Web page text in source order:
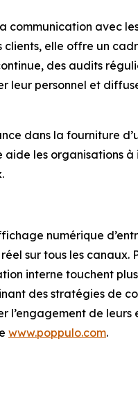
communication avec
clients, elle offre un
des audits
personnel et
dans la fourniture
aide les organisations
numérique
sur tous les canaux.
interne touchent
des stratégies de
de leurs
www.poppulo.com.